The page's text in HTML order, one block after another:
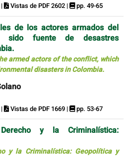
Vistas de PDF 2602 | pp. 49-65
de los actores armados del
sido fuente de desastres
armed actors of the conflict, which
disasters in Colombia.
| Vistas de PDF 1669 | pp. 53-67
y la Criminalística:
y la Criminalística: Geopolítica y